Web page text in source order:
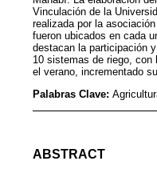
Vinculación de la
realizada por la
fueron ubicados en cada
destacan la participación
10 sistemas de riego, con
el verano, incrementado
Palabras Clave:
ABSTRACT